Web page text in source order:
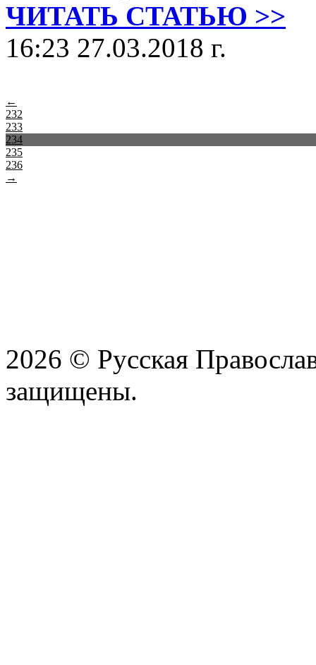
ЧИТАТЬ СТАТЬЮ >>
16:23 27.03.2018 г.
←
232
233
234
235
236
→
2026 © Русская
защищены.